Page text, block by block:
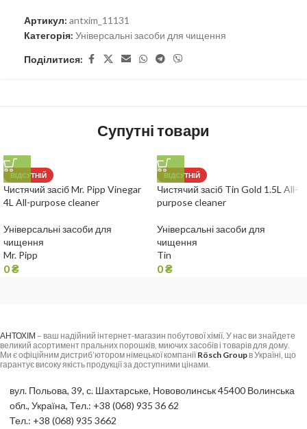
Артикул: antxim_11131
Категорія: Універсальні засоби для чищення
Поділитися:
Супутні товари
ВІДСУТНІЙ
Чистячий засіб Mr. Pipp Vinegar
4L All-purpose cleaner
Універсальні засоби для
чищення
Mr. Pipp
0₴
ВІДСУТНІЙ
Чистячий засіб Tin Gold 1.5L All-
purpose cleaner
Універсальні засоби для
чищення
Tin
0₴
АНТОХІМ – ваш надійний інтернет-магазин побутової хімії. У нас ви знайдете
великий асортимент пральних порошків, миючих засобів і товарів для дому.
Ми є офіційним дистриб’ютором німецької компаніїRösch Groupв Україні, що
гарантує високу якість продукції за доступними цінами.
вул. Польова, 39, с. Шахтарське, Нововолинськ 45400 Волинська
обл., Україна, Тел.: +38 (068) 935 36 62
Тел.: +38 (068) 935 3662